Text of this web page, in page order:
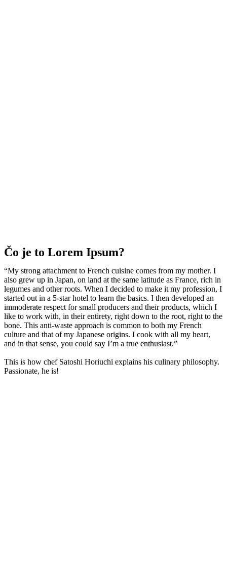
Čo je to Lorem Ipsum?
“My strong attachment to French cuisine comes from my mother. I
also grew up in Japan, on land at the same latitude as France, rich in
legumes and other roots. When I decided to make it my profession, I
started out in a 5-star hotel to learn the basics. I then developed an
immoderate respect for small producers and their products, which I
like to work with, in their entirety, right down to the root, right to the
bone. This anti-waste approach is common to both my French
culture and that of my Japanese origins. I cook with all my heart,
and in that sense, you could say I’m a true enthusiast.”
This is how chef Satoshi Horiuchi explains his culinary philosophy.
Passionate, he is!